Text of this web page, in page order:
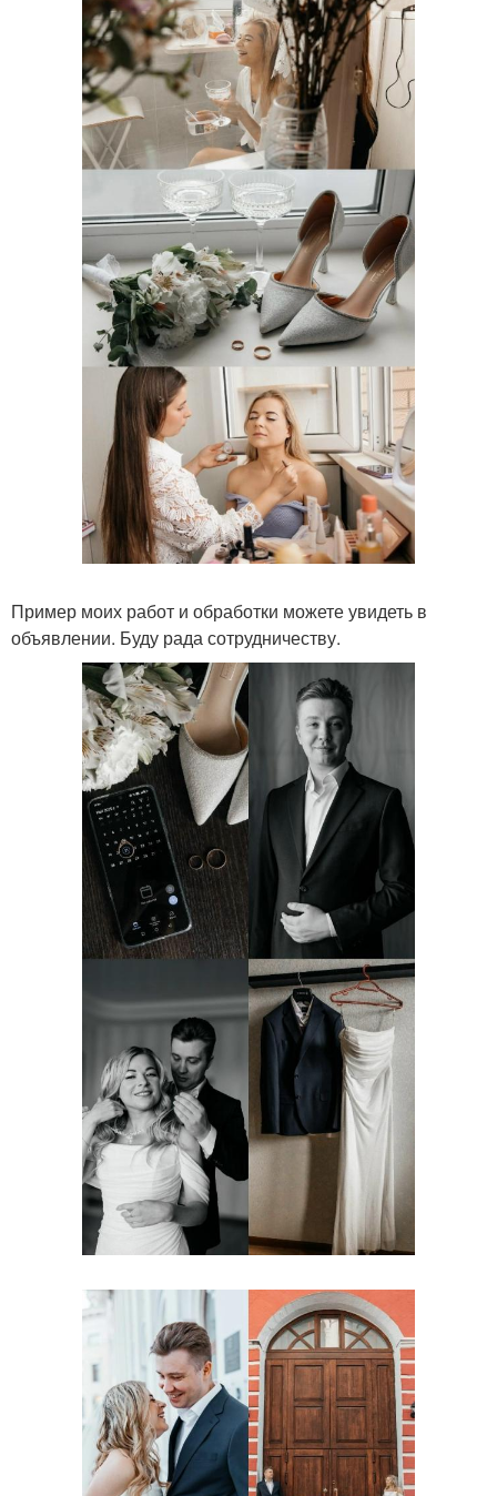
Пример моих работ и обработки можете увидеть в
объявлении. Буду рада сотрудничеству.